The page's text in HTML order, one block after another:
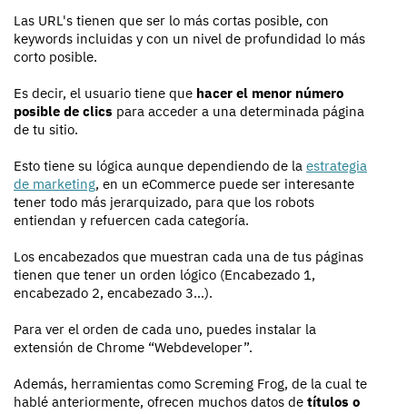
Las URL's tienen que ser lo más cortas posible, con
keywords incluidas y con un nivel de profundidad lo más
corto posible.
Es decir, el usuario tiene que hacer el menor número
posible de clics para acceder a una determinada página
de tu sitio.
Esto tiene su lógica aunque dependiendo de la estrategia
de marketing, en un eCommerce puede ser interesante
tener todo más jerarquizado, para que los robots
entiendan y refuercen cada categoría.
Los encabezados que muestran cada una de tus páginas
tienen que tener un orden lógico (Encabezado 1,
encabezado 2, encabezado 3…).
Para ver el orden de cada uno, puedes instalar la
extensión de Chrome “Webdeveloper”.
Además, herramientas como Screming Frog, de la cual te
hablé anteriormente, ofrecen muchos datos de títulos o